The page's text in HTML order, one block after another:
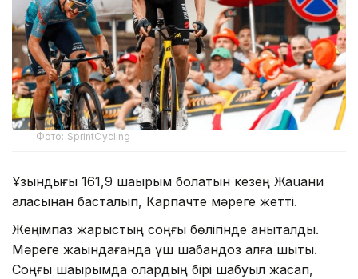
Фото: SprintCycling
Ұзындығы 161,9 шақырым болатын кезең Жаuани
қаласынан басталып, Карпачте мәреге жетті.
Жеңімпаз жарыстың соңғы бөлігінде анықталды.
Мәреге жақындағанда үш шабандоз алға шықты.
Соңғы шақырымда олардың бірі шабуыл жасап,